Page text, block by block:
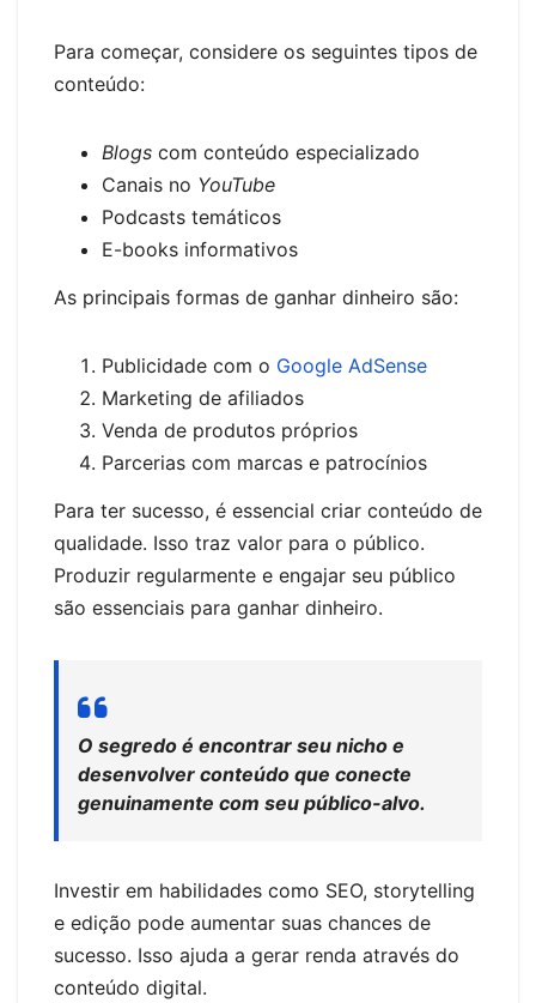
Para começar, considere os seguintes tipos de
conteúdo:
Blogs com conteúdo especializado
Canais no YouTube
Podcasts temáticos
E-books informativos
As principais formas de ganhar dinheiro são:
Publicidade com o Google AdSense
Marketing de afiliados
Venda de produtos próprios
Parcerias com marcas e patrocínios
Para ter sucesso, é essencial criar conteúdo de
qualidade. Isso traz valor para o público.
Produzir regularmente e engajar seu público
são essenciais para ganhar dinheiro.
O segredo é encontrar seu nicho e
desenvolver conteúdo que conecte
genuinamente com seu público-alvo.
Investir em habilidades como SEO, storytelling
e edição pode aumentar suas chances de
sucesso. Isso ajuda a gerar renda através do
conteúdo digital.